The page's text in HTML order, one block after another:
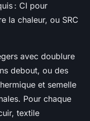
: CI pour
la chaleur, ou SRC
avec doublure
debout, ou des
et semelle
Pour chaque
textile